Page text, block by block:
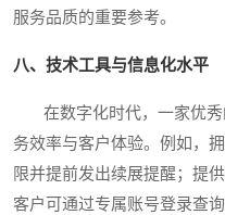
服务品质的重要参考。
八、技术工具与信息化水平
在数字化时代，一家优秀
务效率与客户体验。例如，
限并提前发出续展提醒；提
客户可通过专属账号登录查